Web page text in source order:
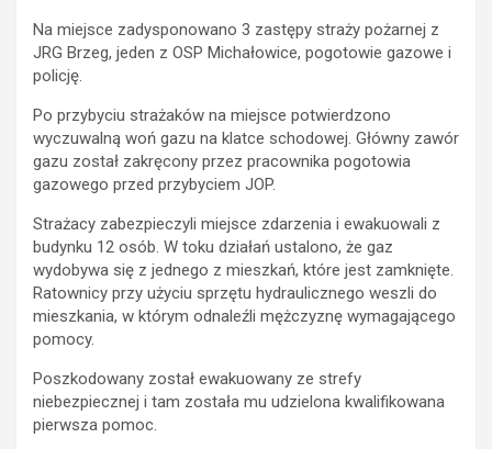
Na miejsce zadysponowano 3 zastępy straży pożarnej z
JRG Brzeg, jeden z OSP Michałowice, pogotowie gazowe i
policję.
Po przybyciu strażaków na miejsce potwierdzono
wyczuwalną woń gazu na klatce schodowej. Główny zawór
gazu został zakręcony przez pracownika pogotowia
gazowego przed przybyciem JOP.
Strażacy zabezpieczyli miejsce zdarzenia i ewakuowali z
budynku 12 osób. W toku działań ustalono, że gaz
wydobywa się z jednego z mieszkań, które jest zamknięte.
Ratownicy przy użyciu sprzętu hydraulicznego weszli do
mieszkania, w którym odnaleźli mężczyznę wymagającego
pomocy.
Poszkodowany został ewakuowany ze strefy
niebezpiecznej i tam została mu udzielona kwalifikowana
pierwsza pomoc.